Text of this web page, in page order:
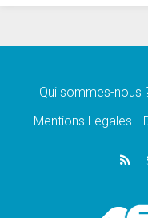
en
Qui sommes-nous
Mentions Legales